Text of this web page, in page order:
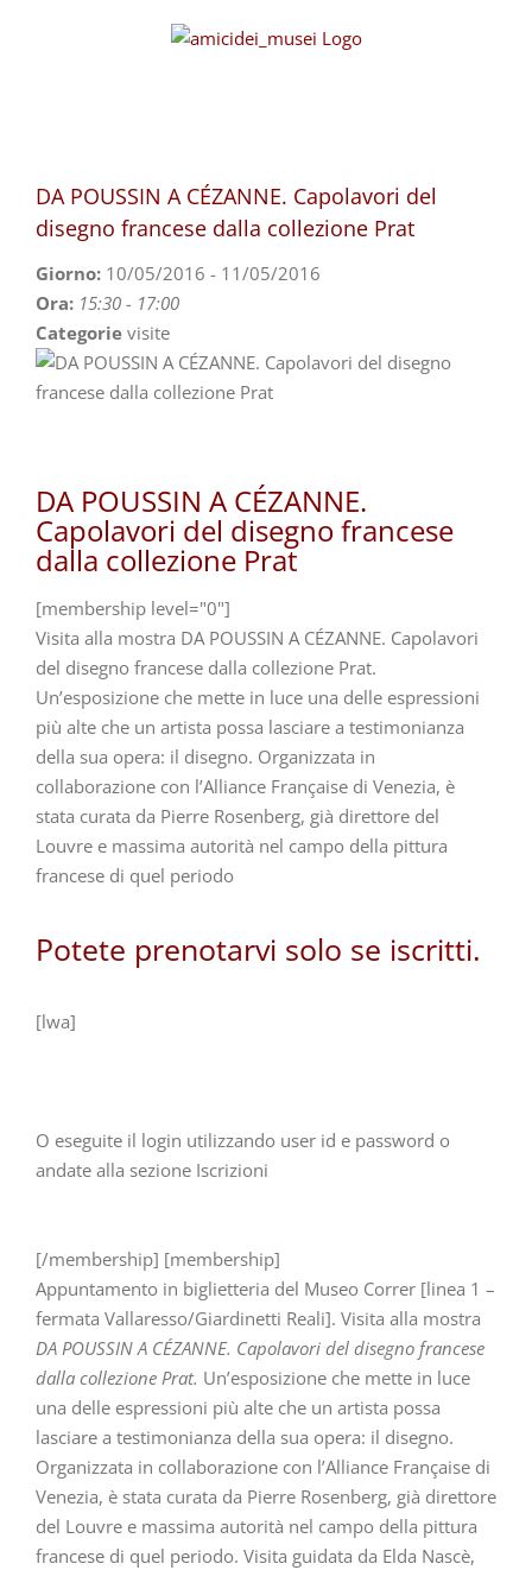
DA POUSSIN A CÉZANNE. Capolavori del
disegno francese dalla collezione Prat
Giorno: 10/05/2016 - 11/05/2016
Ora: 15:30 - 17:00
Categorie visite
DA POUSSIN A CÉZANNE.
Capolavori del disegno francese
dalla collezione Prat
[membership level="0"]
Visita alla mostra DA POUSSIN A CÉZANNE. Capolavori
del disegno francese dalla collezione Prat.
Un’esposizione che mette in luce una delle espressioni
più alte che un artista possa lasciare a testimonianza
della sua opera: il disegno. Organizzata in
collaborazione con l’Alliance Française di Venezia, è
stata curata da Pierre Rosenberg, già direttore del
Louvre e massima autorità nel campo della pittura
francese di quel periodo
Potete prenotarvi solo se iscritti.
[lwa]
O eseguite il login utilizzando user id e password o
andate alla sezione Iscrizioni
[/membership] [membership]
Appuntamento in biglietteria del Museo Correr [linea 1 –
fermata Vallaresso/Giardinetti Reali]. Visita alla mostra
DA POUSSIN A CÉZANNE. Capolavori del disegno francese
dalla collezione Prat. Un’esposizione che mette in luce
una delle espressioni più alte che un artista possa
lasciare a testimonianza della sua opera: il disegno.
Organizzata in collaborazione con l’Alliance Française di
Venezia, è stata curata da Pierre Rosenberg, già direttore
del Louvre e massima autorità nel campo della pittura
francese di quel periodo. Visita guidata da Elda Nascè,